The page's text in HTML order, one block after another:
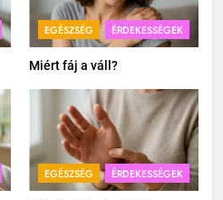
EGÉSZSÉG ÉRDEKESSÉGEK
Miért fáj a váll?
EGÉSZSÉG ÉRDEKESSÉGEK